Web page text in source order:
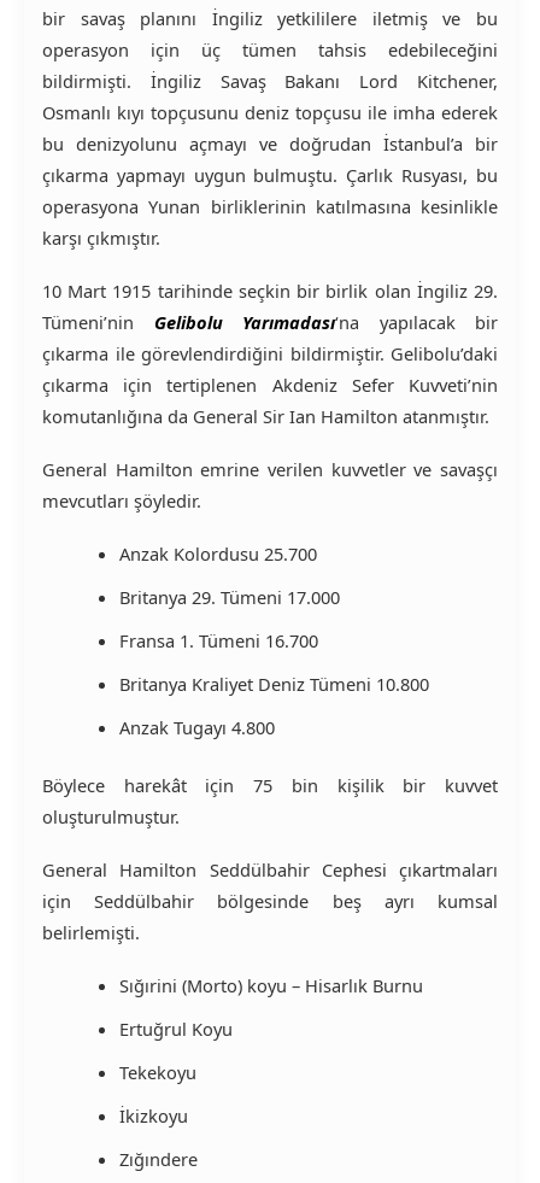
bir savaş planını İngiliz yetkililere iletmiş ve bu
operasyon için üç tümen tahsis edebileceğini
bildirmişti. İngiliz Savaş Bakanı Lord Kitchener,
Osmanlı kıyı topçusunu deniz topçusu ile imha ederek
bu denizyolunu açmayı ve doğrudan İstanbul’a bir
çıkarma yapmayı uygun bulmuştu. Çarlık Rusyası, bu
operasyona Yunan birliklerinin katılmasına kesinlikle
karşı çıkmıştır.
10 Mart 1915 tarihinde seçkin bir birlik olan İngiliz 29.
Tümeni’nin Gelibolu Yarımadası‘na yapılacak bir
çıkarma ile görevlendirdiğini bildirmiştir. Gelibolu’daki
çıkarma için tertiplenen Akdeniz Sefer Kuvveti’nin
komutanlığına da General Sir Ian Hamilton atanmıştır.
General Hamilton emrine verilen kuvvetler ve savaşçı
mevcutları şöyledir.
Anzak Kolordusu 25.700
Britanya 29. Tümeni 17.000
Fransa 1. Tümeni 16.700
Britanya Kraliyet Deniz Tümeni 10.800
Anzak Tugayı 4.800
Böylece harekât için 75 bin kişilik bir kuvvet
oluşturulmuştur.
General Hamilton Seddülbahir Cephesi çıkartmaları
için Seddülbahir bölgesinde beş ayrı kumsal
belirlemişti.
Sığırini (Morto) koyu – Hisarlık Burnu
Ertuğrul Koyu
Tekekoyu
İkizkoyu
Zığındere